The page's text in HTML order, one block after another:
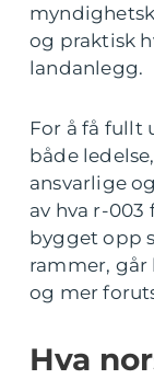
og praktisk
landanlegg.
For å få fullt
både
ansvarlige
av hva r-003
bygget opp
rammer, går
og mer
Hva